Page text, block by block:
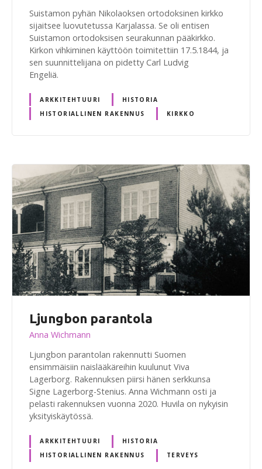
Suistamon pyhän Nikolaoksen ortodoksinen kirkko
sijaitsee luovutetussa Karjalassa. Se oli entisen
Suistamon ortodoksisen seurakunnan pääkirkko.
Kirkon vihkiminen käyttöön toimitettiin 17.5.1844, ja
sen suunnittelijana on pidetty Carl Ludvig
Engeliä.
ARKKITEHTUURI
HISTORIA
HISTORIALLINEN RAKENNUS
KIRKKO
Ljungbon parantola
Anna Wichmann
Ljungbon parantolan rakennutti Suomen
ensimmäisiin naislääkäreihin kuulunut Viva
Lagerborg. Rakennuksen piirsi hänen serkkunsa
Signe Lagerborg-Stenius. Anna Wichmann osti ja
pelasti rakennuksen vuonna 2020. Huvila on nykyisin
yksityiskäytössä.
ARKKITEHTUURI
HISTORIA
HISTORIALLINEN RAKENNUS
TERVEYS